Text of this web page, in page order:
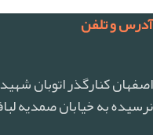
آدرس و تلفن
اصفهان کنارگذر اتوبان
نرسیده به خیابان صمدیه